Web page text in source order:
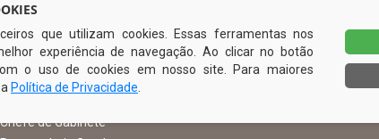
O Prefeito
Vice Prefeito
Ouvidoria Municipal
Chefe de Gabinete
que utilizam cookies. Essas ferramentas nos
experiência de navegação. Ao clicar no botão
o uso de cookies em nosso site. Para maiores
Política de Privacidade